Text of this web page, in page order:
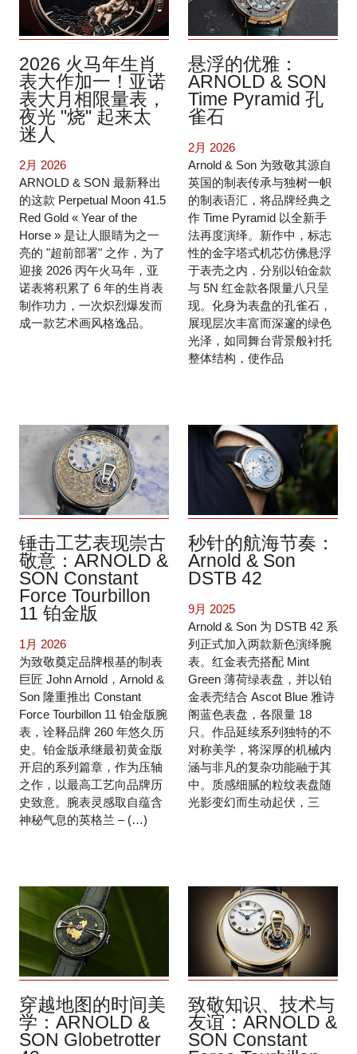
2026 火马年生肖
表大作加一！亚诺
表大月相限量表，
夜光 "烧" 起来太
迷人
2月 2026
ARNOLD & SON 最新释出
的这款 Perpetual Moon 41.5
Red Gold « Year of the
Horse » 是让人眼睛为之一
亮的 "超前部署" 之作，为了
迎接 2026 丙午火马年，亚
诺表将积累了 6 年的生肖表
制作功力，一次炽烈爆发而
成一款艺术画风格逸品。
悬浮的优雅：
ARNOLD & SON
Time Pyramid 孔
雀石
2月 2026
Arnold & Son 为致敬其源自
英国的制表传承与独树一帜
的制表语汇，将品牌经典之
作 Time Pyramid 以全新手
法再度演绎。新作中，标志
性的金字塔式机芯仿佛悬浮
于表壳之内，分别以铂金款
与 5N 红金款各限量八只呈
现。化身为表盘的孔雀石，
展现层次丰富而深邃的绿色
光泽，如同舞台背景般衬托
整体结构，使作品
锤击工艺表现崇古
敬意：ARNOLD &
SON Constant
Force Tourbillon
11 铂金版
1月 2026
为致敬奠定品牌根基的制表
巨匠 John Arnold，Arnold &
Son 隆重推出 Constant
Force Tourbillon 11 铂金版腕
表，诠释品牌 260 年悠久历
史。铂金版承继最初黄金版
开启的系列篇章，作为压轴
之作，以最高工艺向品牌历
史致意。腕表灵感取自蕴含
神秘气息的英格兰 – (…)
秒针的航海节奏：
Arnold & Son
DSTB 42
9月 2025
Arnold & Son 为 DSTB 42 系
列正式加入两款新色演绎腕
表。红金表壳搭配 Mint
Green 薄荷绿表盘，并以铂
金表壳结合 Ascot Blue 雅诗
阁蓝色表盘，各限量 18
只。作品延续系列独特的不
对称美学，将深厚的机械内
涵与非凡的复杂功能融于其
中。质感细腻的粒纹表盘随
光影变幻而生动起伏，三
穿越地图的时间美
学：ARNOLD &
SON Globetrotter
致敬知识、技术与
友谊：ARNOLD &
SON Constant